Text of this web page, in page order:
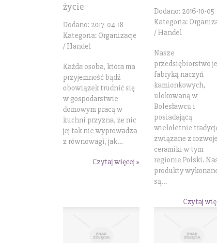
życie
Dodano: 2017-04-18
Kategoria: Organizacje
/ Handel
Każda osoba, która ma
przyjemność bądź
obowiązek trudnić się
w gospodarstwie
domowym pracą w
kuchni przyzna, że nic
jej tak nie wyprowadza
z równowagi, jak...
Czytaj więcej »
Dodano: 2016-10-05
Kategoria:
/ Handel
Nasze
przedsiębiorstwo
fabryką naczyń
kamionkowych,
ulokowaną w
Bolesławcu i
posiadającą
wieloletnie
związane z
ceramiki w tym
regionie Polski.
produkty
są...
Czytaj